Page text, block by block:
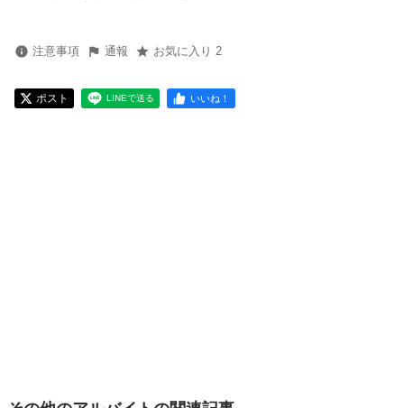
注意事項 通報 お気に入り 2
ポスト LINEで送る いいね！